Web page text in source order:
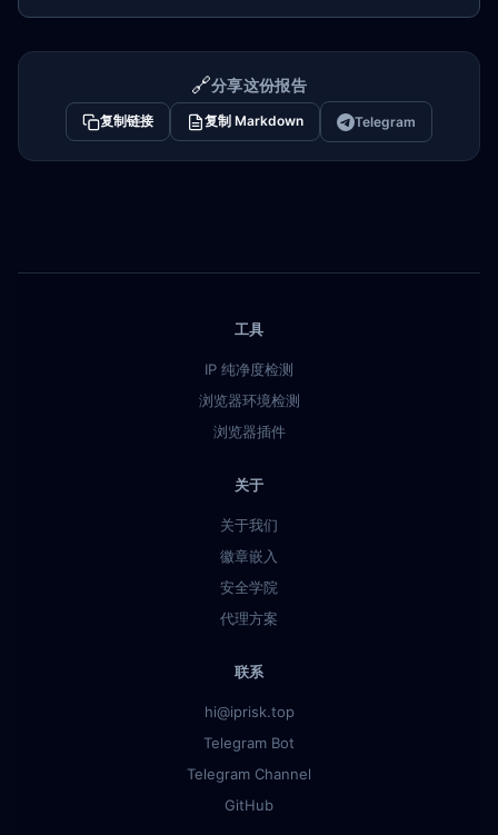
🔗分享这份报告
复制链接 复制 Markdown Telegram
工具
IP 纯净度检测
浏览器环境检测
浏览器插件
关于
关于我们
徽章嵌入
安全学院
代理方案
联系
hi@iprisk.top
Telegram Bot
Telegram Channel
GitHub